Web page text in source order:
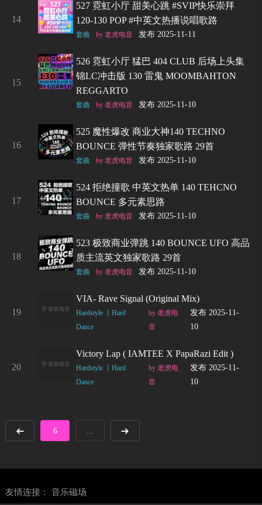
14
527 霓虹小厅 甜美心跳 #SVIP快乐崇拜
120-130 POP #中英文热播说唱歌路
套曲 by 老虎电音 发布 2025-11-11
15
526 霓虹小厅 猛巴 404 CLUB 后场上头集
锦LC冲击版 130 雷鬼 MOOMBAHTON
REGGARTO
套曲 by 老虎电音 发布 2025-11-10
16
525 魔性爆改 商业大神140 TECHNO
BOUNCE 弹性节奏独家歌路 29首
套曲 by 老虎电音 发布 2025-11-10
17
524 拒绝撞歌 中英文热单 140 TEHCNO
BOUNCE 多元素思路
套曲 by 老虎电音 发布 2025-11-10
18
523 极致商业弹跳 140 BOUNCE UFO 高品
质主流英文独家歌路 29首
套曲 by 老虎电音 发布 2025-11-10
19
VIA- Rave Signal (original Mix)
Hardstyle 丨Hard
Dance
by 老虎电
音
发布 2025-11-
10
20
Victory Lap ( IAMTEE X PapaRazi Edit )
Hardstyle 丨Hard
Dance
by 老虎电
音
发布 2025-11-
10
6 ...
友情连接： 音乐磁场